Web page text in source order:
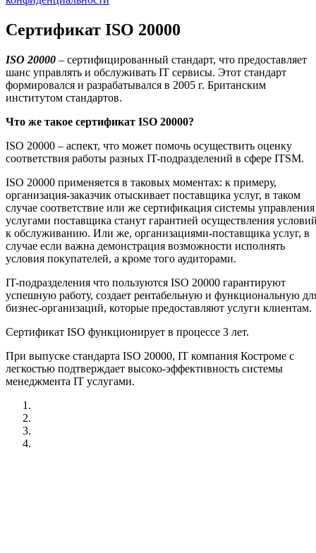
Сертификат ISO 20000
ISO 20000 – сертифицированный стандарт, что предоставляет
шанс управлять и обслуживать IT сервисы. Этот стандарт
формировался и разрабатывался в 2005 г. Британским
институтом стандартов.
Что же такое сертификат ISO 20000?
ISO 20000 – аспект, что может помочь осуществить оценку
соответствия работы разных IT-подразделений в сфере ITSM.
ISO 20000 применяется в таковых моментах: к примеру,
организация-заказчик отыскивает поставщика услуг, в таком
случае соответствие или же сертификация системы управления
услугами поставщика станут гарантией осуществления
к обслуживанию. Или же, организациями-поставщика услуг, в
случае если важна демонстрация возможности исполнять
условия покупателей, а кроме того аудиторами.
IT-подразделения что пользуются ISO 20000 гарантируют
успешную работу, создает рентабельную и функциональную
бизнес-организаций, которые предоставляют услуги клиентам.
Сертификат ISO функционирует в процессе 3 лет.
При выпуске стандарта ISO 20000, IT компания Костроме с
легкостью подтверждает высоко-эффективность системы
менеджмента IT услугами.